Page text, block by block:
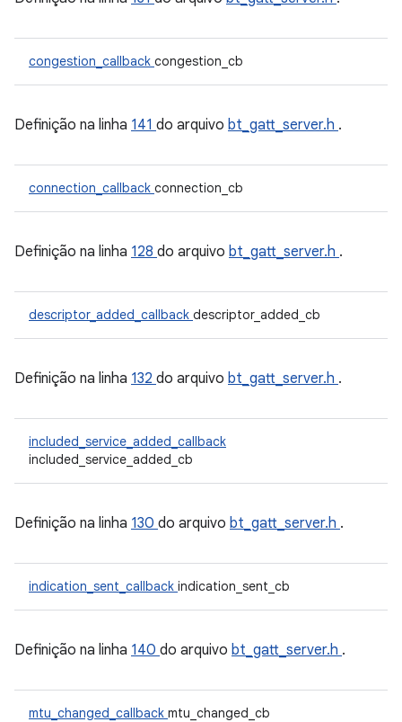
congestion_callback congestion_cb
Definição na linha 141 do arquivo bt_gatt_server.h .
connection_callback connection_cb
Definição na linha 128 do arquivo bt_gatt_server.h .
descriptor_added_callback descriptor_added_cb
Definição na linha 132 do arquivo bt_gatt_server.h .
included_service_added_callback
included_service_added_cb
Definição na linha 130 do arquivo bt_gatt_server.h .
indication_sent_callback indication_sent_cb
Definição na linha 140 do arquivo bt_gatt_server.h .
mtu_changed_callback mtu_changed_cb